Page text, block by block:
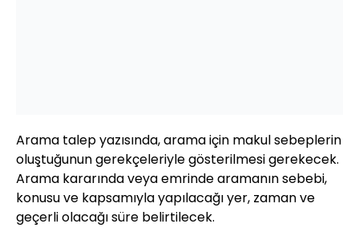
Arama talep yazısında, arama için makul sebeplerin
oluştuğunun gerekçeleriyle gösterilmesi gerekecek.
Arama kararında veya emrinde aramanın sebebi,
konusu ve kapsamıyla yapılacağı yer, zaman ve
geçerli olacağı süre belirtilecek.